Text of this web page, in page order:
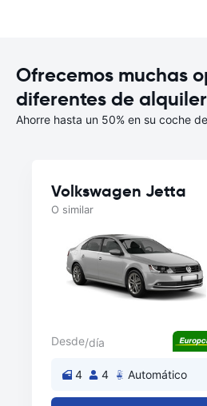
Ofrecemos muchas
diferentes de
Ahorre hasta un 50% en su coche
Volkswagen Jetta
O similar
Desde/día
4 4 Automático